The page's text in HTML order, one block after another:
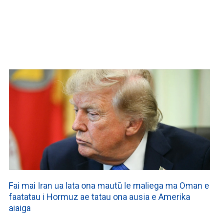
Fai mai Iran ua lata ona mautū le maliega ma Oman e
faatatau i Hormuz ae tatau ona ausia e Amerika
aiaiga